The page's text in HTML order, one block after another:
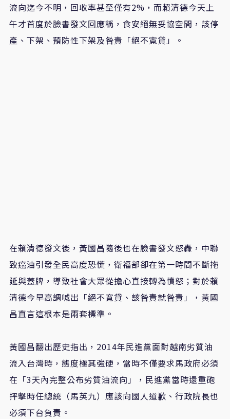
流向迄今不明，回收率甚至僅有2%，而賴清德今天上
午才首度於臉書發文回應稱，食安絕無妥協空間，該停
產、下架、預防性下架及咎責「絕不寬貸」。
在賴清德發文後，黃國昌隨後也在臉書發文怒轟，中聯
致癌油引發全民高度恐慌，衛福部卻在第一時間不斷拖
延與蓋牌，導致社會大眾從擔心直接轉為憤怒；對於賴
清德今早高調喊出「絕不寬貸、該咎責就咎責」，黃國
昌直言這根本是兩套標準。
黃國昌翻出歷史指出，2014年民進黨面對越南劣質油
流入台灣時，態度極其強硬，當時不僅要求馬政府必須
在「3天內完整公布劣質油流向」，民進黨當時還重砲
抨擊時任總統（馬英九）應該向國人道歉、行政院長也
必須下台負責。